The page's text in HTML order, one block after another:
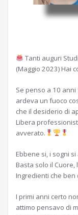
Tanti auguri
(Maggio 2023) Hai
Se penso a 10
ardeva un fuoco
che il desiderio di
Libera
avverato.
Ebbene si, i sogni
Basta solo il Cuore,
Ingredienti che ben
I primi anni certo
attimo pensavo di